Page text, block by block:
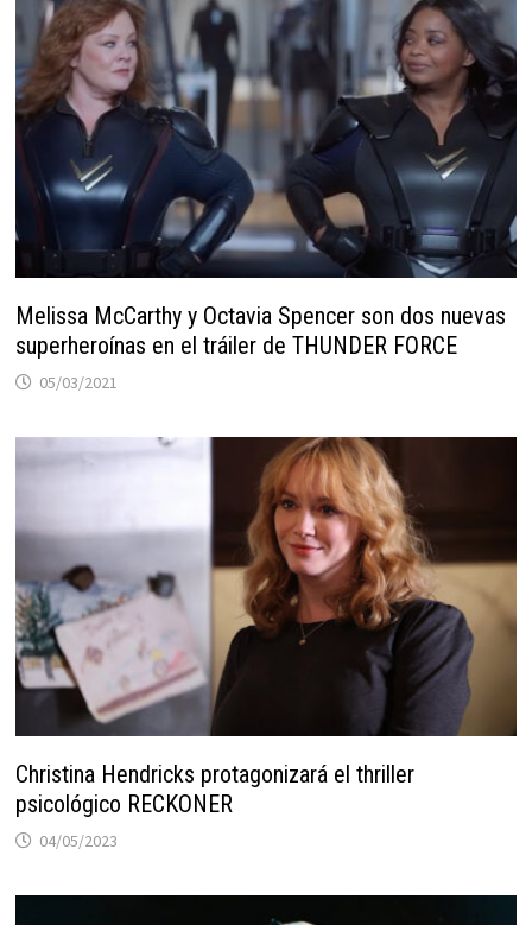
Melissa McCarthy y Octavia Spencer son dos nuevas
superheroínas en el tráiler de THUNDER FORCE
05/03/2021
Christina Hendricks protagonizará el thriller
psicológico RECKONER
04/05/2023